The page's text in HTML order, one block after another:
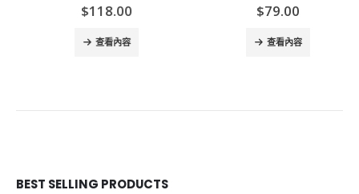
118.00
查看內容
79.00
查看內容
BEST SELLING PRODUCTS